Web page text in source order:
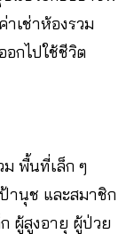
เช่าห้องรวม
กไปใช้ชีวิต
ม พื้นที่เล็ก ๆ
านุช และสมาชิก
ผู้สูงอายุ ผู้ป่วย